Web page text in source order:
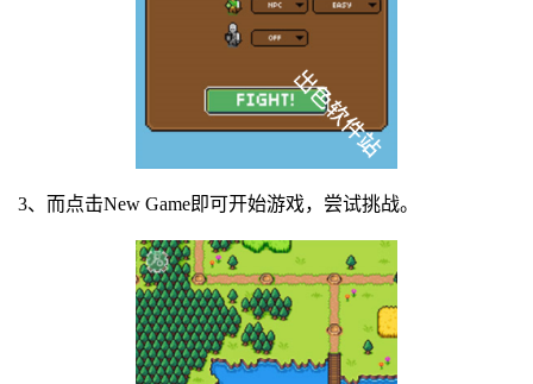
3、而点击New Game即可开始游戏，尝试挑战。